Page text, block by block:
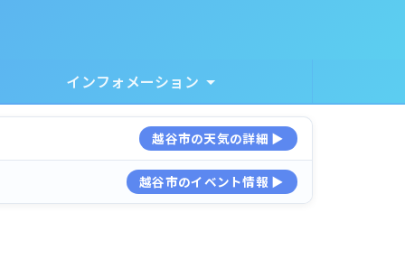
インフォメーション
越谷市の天気の詳細 ▶
越谷市のイベント情報 ▶